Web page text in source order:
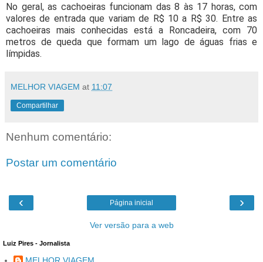
No geral, as cachoeiras funcionam das 8 às 17 horas, com
valores de entrada que variam de R$ 10 a R$ 30. Entre as
cachoeiras mais conhecidas está a Roncadeira, com 70
metros de queda que formam um lago de águas frias e
límpidas.
MELHOR VIAGEM at 11:07
Compartilhar
Nenhum comentário:
Postar um comentário
‹ ›
Página inicial
Ver versão para a web
Luiz Pires - Jornalista
MELHOR VIAGEM